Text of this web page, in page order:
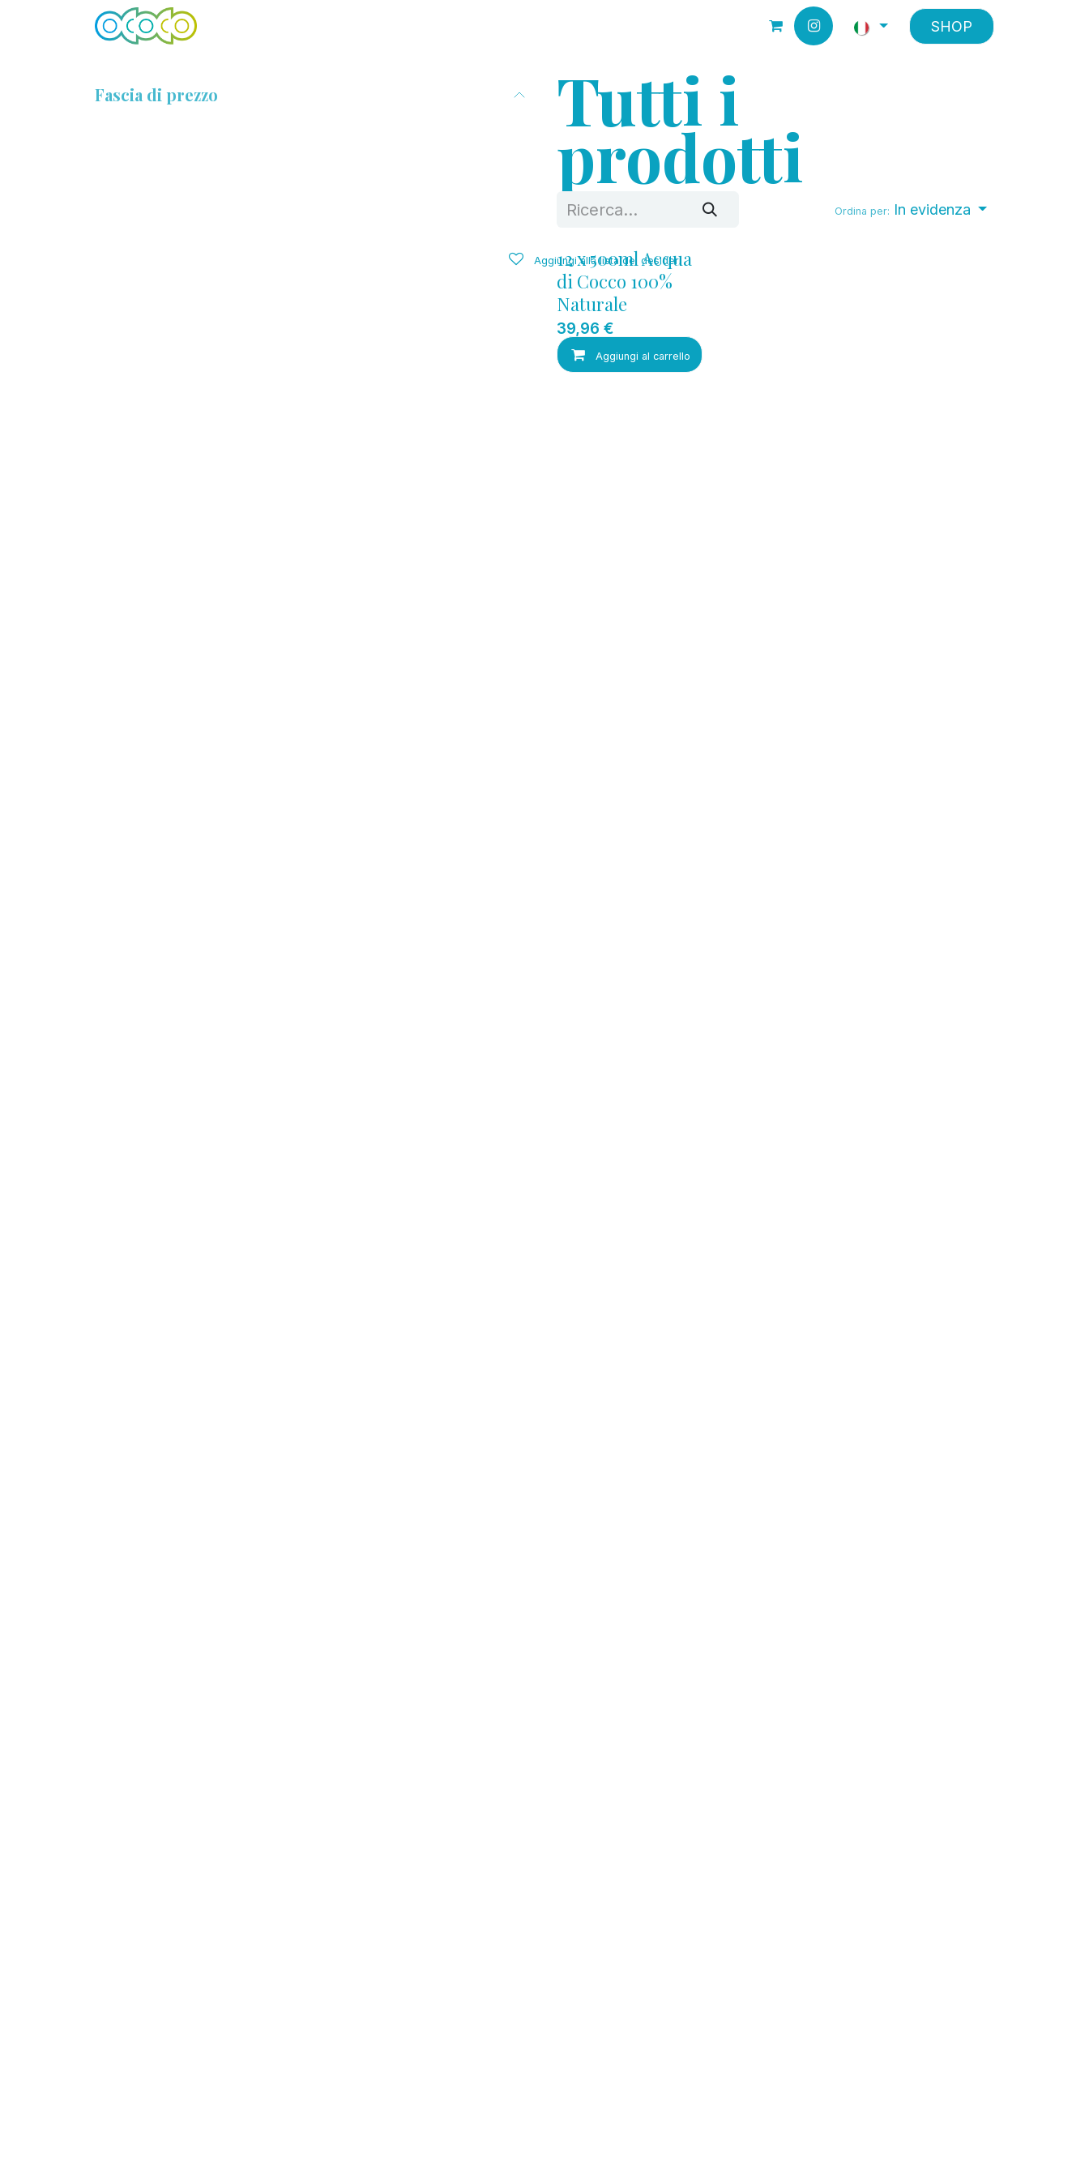
Passa al contenuto
SHOP
Fascia di prezzo Tutti i
prodotti
Ordina per: In evidenza
12 x 500ml Acqua
di Cocco 100%
Naturale
39,96 €
Aggiungi al carrello
Aggiungi alla lista dei desideri